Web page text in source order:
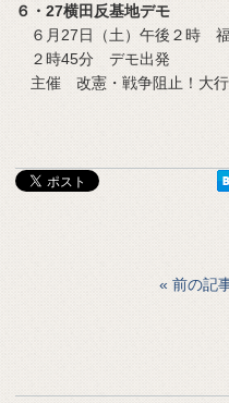
６・27横田反基地デモ
６月27日（土）午後２時
２時45分 デモ出発
主催 改憲・戦争阻止！大行
前の記